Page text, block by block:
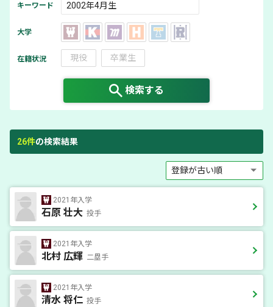
キーワード
大学
在籍状況 現役 卒業生
検索する
26件の検索結果
2021年入学
石原 壮大 投手
2021年入学
北村 広輝 二塁手
2021年入学
清水 将仁 投手